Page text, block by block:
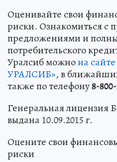
Оценивайте свои
риски. Ознакомиться с
предложениями и
потребительского
Уралсиб можнона
УРАЛСИБ», в
также по телефону8-
Генеральная лицензия
выдана 10.09.2015 г.
Оцените свои
риски